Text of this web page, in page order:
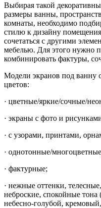
Выбирая такой
размеры ванны,
комнаты, необходимо
стилю к дизайну
сочетаться с другими
мебелью. Для этого нужно
комбинировать фактуры,
Модели экранов под ванну
цветов:
· цветные/яркие/сочные/
· экраны с фото и
· с узорами, принтами,
· однотонные/
· фактурные;
· нежные оттенки,
неброские, спокойные
небесно-голубой,